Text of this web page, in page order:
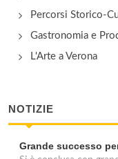
Roma
località Val di
Percorsi Storico-
Gastronomia e
L'Arte a Verona
NOTIZIE
Grande successo